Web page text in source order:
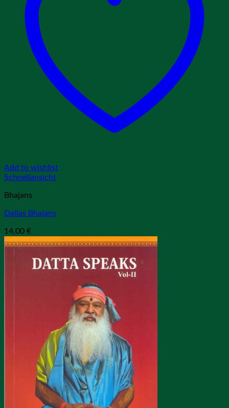
Add to wishlist
Schnellansicht
Bhajans
Dallas Bhajans
14,00 €